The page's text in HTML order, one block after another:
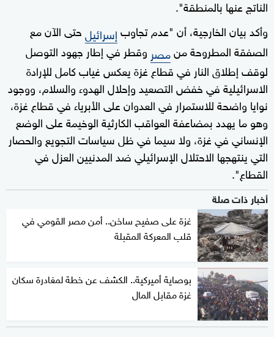
الناتج عنها بالمنطقة".
وأكد بيان الخارجية، أن "عدم تجاوبإسرائيلحتى الآن مع
الصفقة المطروحة منمصر وقطر في إطار جهود التوصل
لوقف إطلاق النار في قطاع غزة يعكس غياب كامل للإرادة
الاسرائيلية في خفض التصعيد وإحلال الهدوء والسلام، ووجود
نوايا واضحة للاستمرار في العدوان على الأبرياء في قطاع غزة،
وهو ما يهدد بمضاعفة العواقب الكارثية الوخيمة على الوضع
الإنساني في غزة، ولا سيما في ظل سياسات التجويع والحصار
التي ينتهجها الاحتلال الإسرائيلي ضد المدنيين العزل في
القطاع".
أخبار ذات صلة
غزة على صفيح ساخن.. أمن مصر القومي في
قلب المعركة المقبلة
بوصاية أميركية.. الكشف عن خطة لمغادرة سكان
غزة مقابل المال